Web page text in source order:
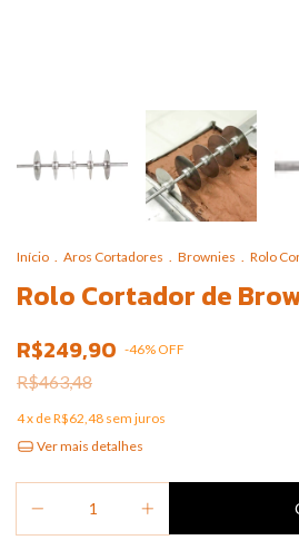
Início . Aros Cortadores . Brownies . Rolo
Rolo Cortador de
R$249,90 -46% OFF
R$463,48
4x deR$62,48 sem juros
Ver mais detalhes